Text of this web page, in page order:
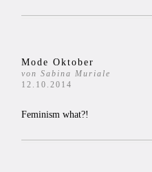
Mode Oktober
von Sabina Muriale
12.10.2014
Feminism what?!